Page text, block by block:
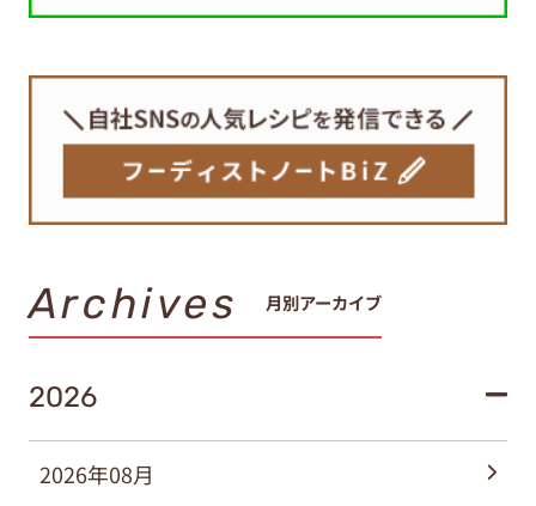
Archives 月別アーカイブ
2026
2026年08月